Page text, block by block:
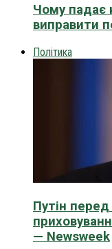
Чому падає
виправити
Політика
Путін
— Newsweek